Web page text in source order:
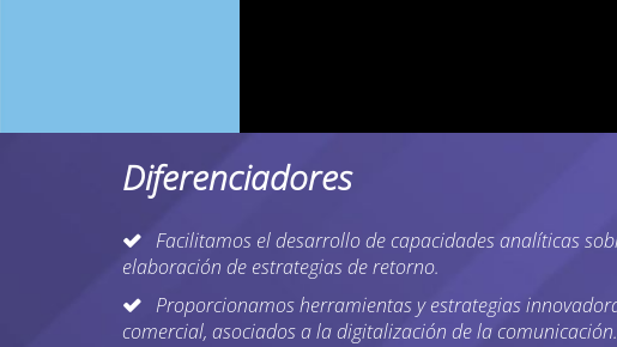
Diferenciadores
Facilitamos el desarrollo de capacidades analíticas
elaboración de estrategias de retorno.
Proporcionamos herramientas y estrategias
comercial, asociados a la digitalización de la comunicación.